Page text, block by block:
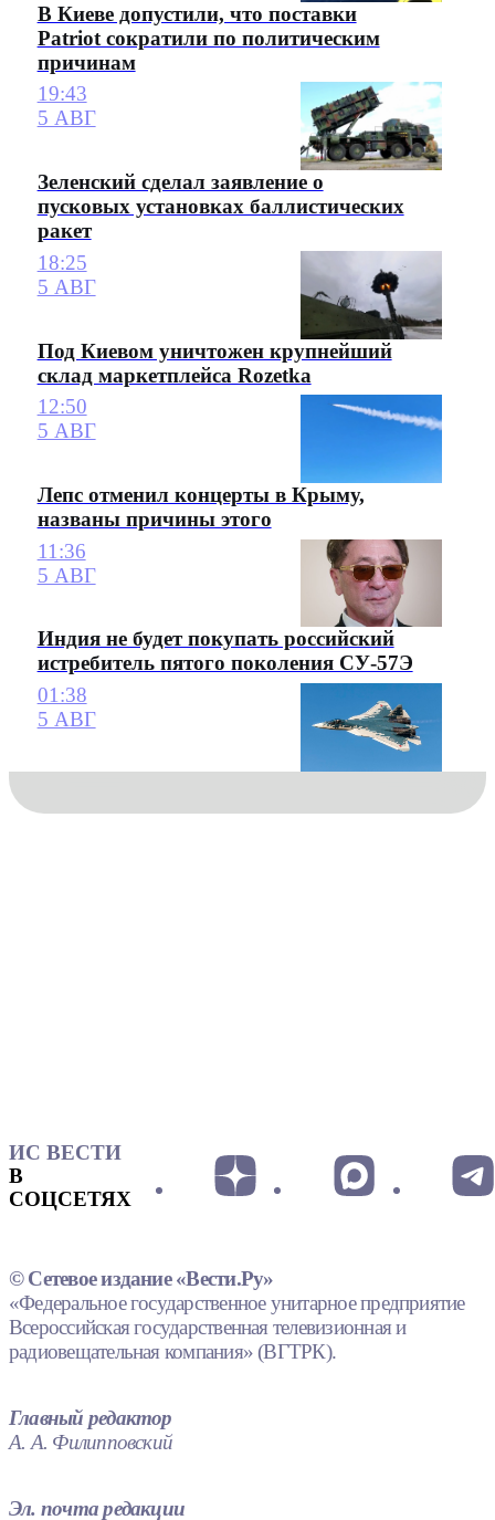
В Киеве допустили, что поставки
Patriot сократили по политическим
причинам
19:43
5 АВГ
Зеленский сделал заявление о
пусковых установках баллистических
ракет
18:25
5 АВГ
Под Киевом уничтожен крупнейший
склад маркетплейса Rozetka
12:50
5 АВГ
Лепс отменил концерты в Крыму,
названы причины этого
11:36
5 АВГ
Индия не будет покупать российский
истребитель пятого поколения СУ-57Э
01:38
5 АВГ
ИС ВЕСТИ
В
СОЦСЕТЯХ
© Сетевое издание «Вести.Ру»
«Федеральное государственное унитарное предприятие
Всероссийская государственная телевизионная и
радиовещательная компания» (ВГТРК).
Главный редактор
А. А. Филипповский
Эл. почта редакции